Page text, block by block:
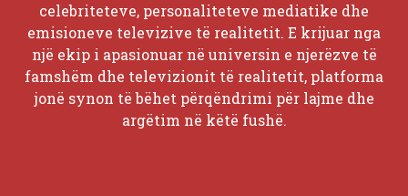
celebriteteve, personaliteteve mediatike dhe
emisioneve televizive të realitetit. E krijuar nga
një ekip i apasionuar në universin e njerëzve të
famshëm dhe televizionit të realitetit, platforma
jonë synon të bëhet përqëndrimi për lajme dhe
argëtim në këtë fushë.